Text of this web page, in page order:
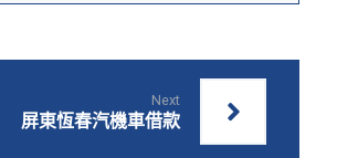
Next
屏東恆春汽機車借款